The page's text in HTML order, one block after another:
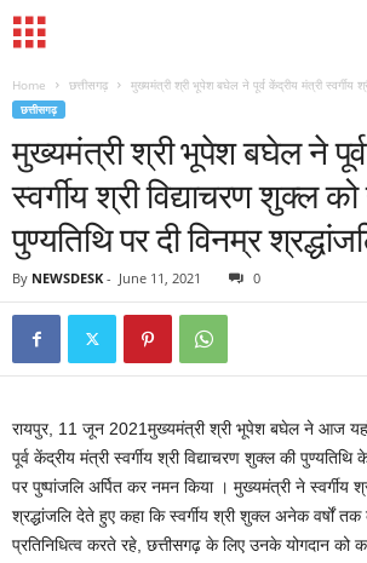
Home छत्तीसगढ़ मुख्यमंत्री श्री भूपेश बघेल ने पूर्व केंद्रीय मंत्री स्वर्गीय
छत्तीसगढ़
मुख्यमंत्री श्री भूपेश बघेल ने
स्वर्गीय श्री विद्याचरण शुक्ल
पुण्यतिथि पर दी विनम्र
By NEWSDESK - June 11, 2021 0
रायपुर, 11 जून 2021मुख्यमंत्री श्री भूपेश बघेल ने आज यहाँ
पूर्व केंद्रीय मंत्री स्वर्गीय श्री विद्याचरण शुक्ल की
पर पुष्पांजलि अर्पित कर नमन किया । मुख्यमंत्री ने स्वर्गीय
श्रद्धांजलि देते हुए कहा कि स्वर्गीय श्री शुक्ल अनेक वर्षों
प्रतिनिधित्व करते रहे, छत्तीसगढ़ के लिए उनके योगदान को